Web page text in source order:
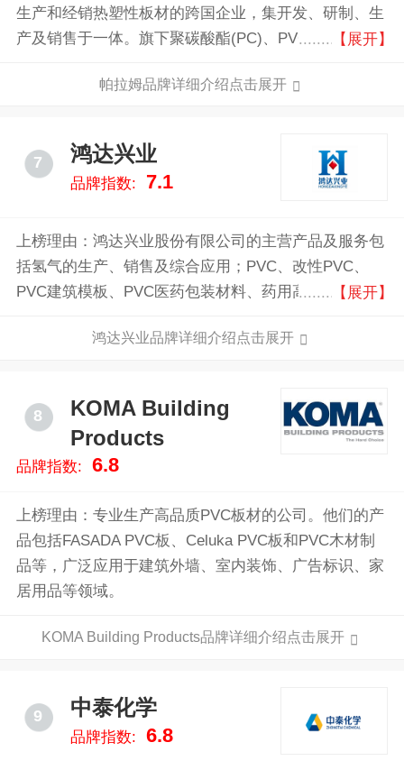
生产和经销热塑性板材的跨国企业，集开发、研制、生
产及销售于一体。旗下聚碳酸酯(PC)、PVC 和亚克力
产品广泛适用于建筑业、工业、广告业、农业、DIY、
【展开】
帕拉姆品牌详细介绍点击展开
7 鸿达兴业
品牌指数: 7.1
上榜理由：鸿达兴业股份有限公司的主营产品及服务包
括氢气的生产、销售及综合应用；PVC、改性PVC、
PVC建筑模板、PVC医药包装材料、药用高阻隔PVC材
料；稀土储氢材料、稀土热稳定剂、稀土催化剂等稀土
罩、PVC抗菌材料、消毒液等防疫产品；提供塑料等大
宗工业原材料现货电子交易、综合物流服务及信息技术
支持等服务。
【展开】
鸿达兴业品牌详细介绍点击展开
8
KOMA Building
Products
品牌指数: 6.8
上榜理由：专业生产高品质PVC板材的公司。他们的产
品包括FASADA PVC板、Celuka PVC板和PVC木材制
品等，广泛应用于建筑外墙、室内装饰、广告标识、家
居用品等领域。
KOMA Building Products品牌详细介绍点击展开
9 中泰化学
品牌指数: 6.8